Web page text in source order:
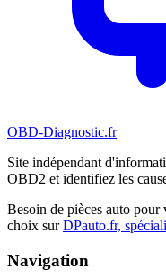
OBD-Diagnostic.fr
Site indépendant
OBD2 et identifiez les
Besoin de pièces auto pour
choix sur DPauto.fr,
Navigation